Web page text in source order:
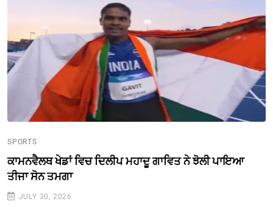
SPORTS
ਕਾਮਨਵੈਲਥ ਖੇਡਾਂ ਵਿਚ ਦਿਲੀਪ ਮਹਾਦੂ ਗਾਵਿਤ ਨੇ ਝੋਲੀ ਪਾਇਆ
ਤੀਜਾ ਸੋਨ ਤਮਗਾ
JULY 30, 2026